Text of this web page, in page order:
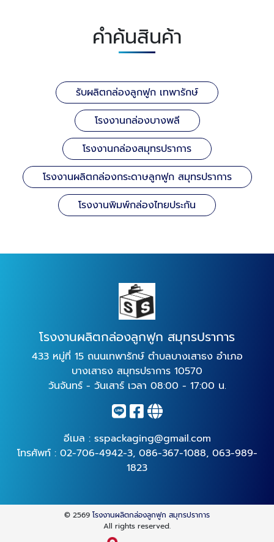
คำค้นสินค้า
รับผลิตกล่องลูกฟูก เทพารักษ์
โรงงานกล่องบางพลี
โรงงานกล่องสมุทรปราการ
โรงงานผลิตกล่องกระดาษลูกฟูก สมุทรปราการ
โรงงานพิมพ์กล่องไทยประกัน
โรงงานผลิตกล่องลูกฟูก สมุทรปราการ
433 หมู่ที่ 15 ถนนเทพารักษ์ ตำบลบางเสาธง อำเภอ
บางเสาธง สมุทรปราการ 10570
วันจันทร์ - วันเสาร์ เวลา 08:00 - 17:00 น.
อีเมล : sspackaging@gmail.com
โทรศัพท์ : 02-706-4942-3, 086-367-1088, 063-989-
1823
© 2569 โรงงานผลิตกล่องลูกฟูก สมุทรปราการ
All rights reserved.